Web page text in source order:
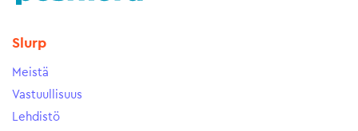
Slurp
Meistä
Vastuullisuus
Lehdistö